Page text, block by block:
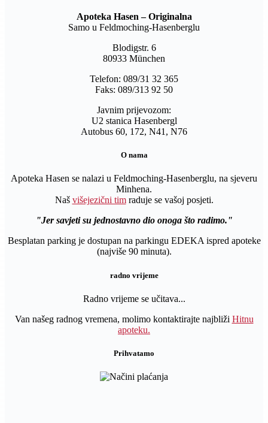
Apoteka Hasen – Originalna
Samo u Feldmoching-Hasenberglu
Blodigstr. 6
80933 München
Telefon: 089/31 32 365
Faks: 089/313 92 50
Javnim prijevozom:
U2 stanica Hasenbergl
Autobus 60, 172, N41, N76
O nama
Apoteka Hasen se nalazi u Feldmoching-Hasenberglu, na sjeveru
Minhena.
Naš višejezični timraduje se vašoj posjeti.
Jer savjeti su jednostavno dio onoga što radimo.
Besplatan parking je dostupan na parkingu EDEKA ispred apoteke
(najviše 90 minuta).
radno vrijeme
Radno vrijeme se učitava...
Van našeg radnog vremena, molimo kontaktirajte najbliži Hitnu
apoteku.
Prihvatamo